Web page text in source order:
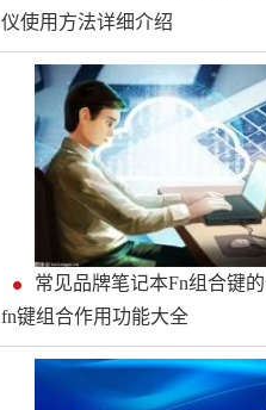
仪使用方法详细介绍
常见品牌笔记本Fn组合键
fn键组合作用功能大全